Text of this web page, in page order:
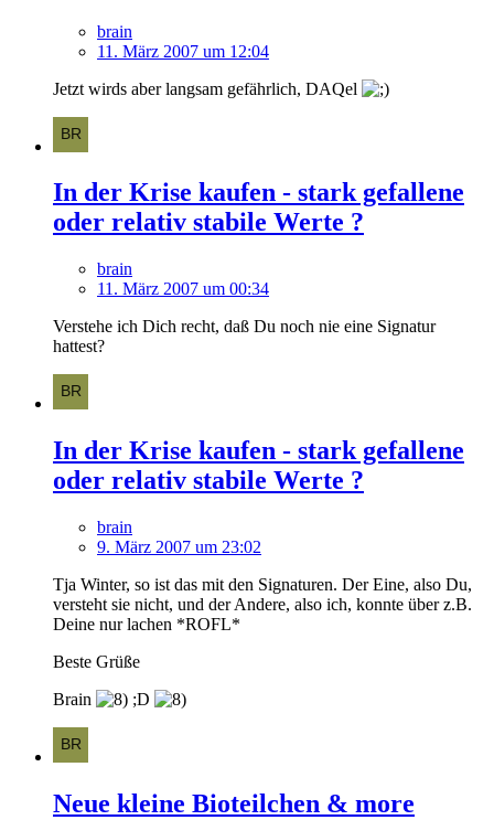
brain
11. März 2007 um 12:04
Jetzt wirds aber langsam gefährlich, DAQel
In der Krise kaufen - stark gefallene
oder relativ stabile Werte ?
brain
11. März 2007 um 00:34
Verstehe ich Dich recht, daß Du noch nie eine Signatur
hattest?
In der Krise kaufen - stark gefallene
oder relativ stabile Werte ?
brain
9. März 2007 um 23:02
Tja Winter, so ist das mit den Signaturen. Der Eine, also Du,
versteht sie nicht, und der Andere, also ich, konnte über z.B.
Deine nur lachen *ROFL*
Beste Grüße
Brain
;D
Neue kleine Bioteilchen & more